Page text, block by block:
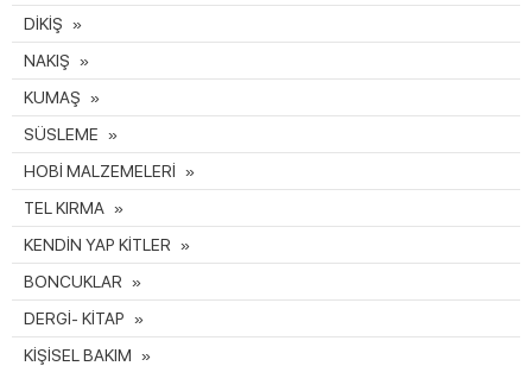
DİKİŞ
NAKIŞ
KUMAŞ
SÜSLEME
HOBİ MALZEMELERİ
TEL KIRMA
KENDİN YAP KİTLER
BONCUKLAR
DERGİ- KİTAP
KİŞİSEL BAKIM